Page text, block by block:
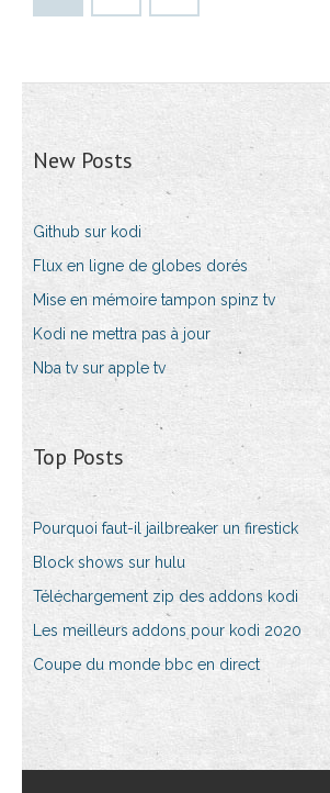
New Posts
Github sur kodi
Flux en ligne de globes dorés
Mise en mémoire tampon spinz tv
Kodi ne mettra pas à jour
Nba tv sur apple tv
Top Posts
Pourquoi faut-il jailbreaker un firestick
Block shows sur hulu
Téléchargement zip des addons kodi
Les meilleurs addons pour kodi 2020
Coupe du monde bbc en direct